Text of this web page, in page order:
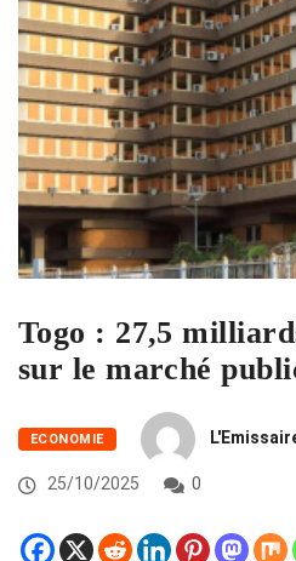
Togo : 27,5
sur le marché
ECONOMIE
25/10/2025 0